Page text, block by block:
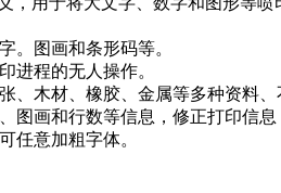
。图画和条形码等。
进程的无人操作。
木材、橡胶、金属等多种资料
画和行数等信息，修正打印信息
任意加粗字体。